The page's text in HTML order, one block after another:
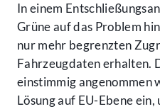
In einem
Grüne auf das Problem
nur mehr begrenzten
Fahrzeugdaten erhalten.
einstimmig angenommen
Lösung auf EU-Ebene